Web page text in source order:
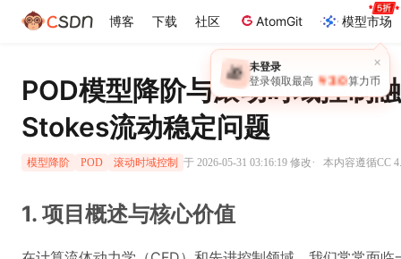
博客 下载 社区 AtomGit 模型市场
POD模型降阶与滚动时域控制
Stokes流动稳定问题
模型降阶 POD 滚动时域控制 于 2026-05-31 03:16:19 修改· 本内容遵循CC
1. 项目概述与核心价值